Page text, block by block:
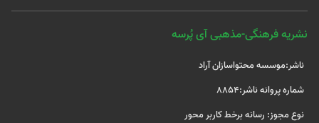
نشریه فرهنگی-مذهبی آی پُرسه
ناشر:موسسه محتواسازان آراد
شماره پروانه ناشر:8854
نوع مجوز: رسانه برخط کاربر محور